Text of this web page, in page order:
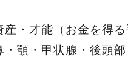
・才能（お金を得
顎・甲状腺・後頭部